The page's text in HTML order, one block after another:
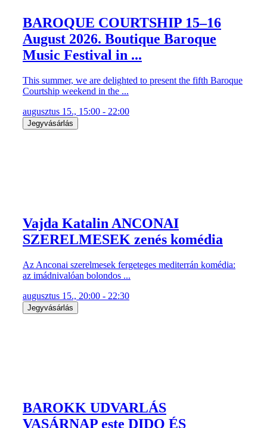
BAROQUE COURTSHIP 15–16
August 2026. Boutique Baroque
Music Festival in ...
This summer, we are delighted to present the fifth Baroque
Courtship weekend in the ...
augusztus 15., 15:00 - 22:00
Jegyvásárlás
Vajda Katalin ANCONAI
SZERELMESEK zenés komédia
Az Anconai szerelmesek fergeteges mediterrán komédia:
az imádnivalóan bolondos ...
augusztus 15., 20:00 - 22:30
Jegyvásárlás
BAROKK UDVARLÁS
VASÁRNAP este DIDO ÉS